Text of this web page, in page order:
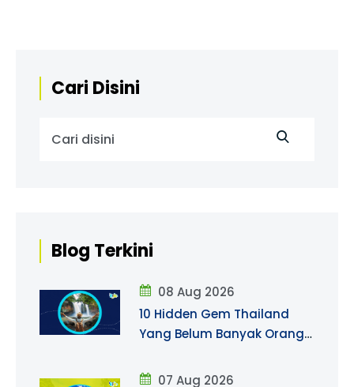
Cari Disini
Blog Terkini
08 Aug 2026
10 Hidden Gem Thailand
Yang Belum Banyak Orang
07 Aug 2026